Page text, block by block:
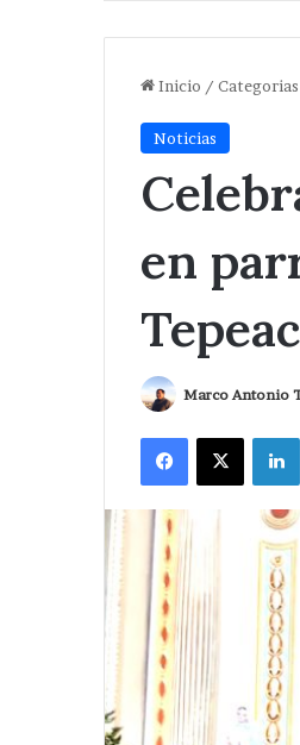
Inicio / Categorias
Noticias
en
Marco Antonio
Facebook
X